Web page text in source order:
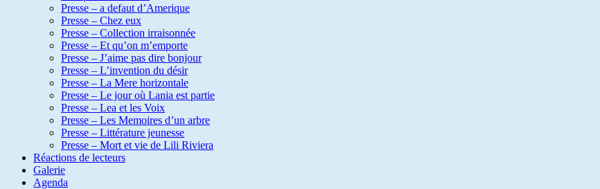
Presse – a defaut d’Amerique
Presse – Chez eux
Presse – Collection irraisonnée
Presse – Et qu’on m’emporte
Presse – J’aime pas dire bonjour
Presse – L’invention du désir
Presse – La Mere horizontale
Presse – Le jour où Lania est partie
Presse – Lea et les Voix
Presse – Les Memoires d’un arbre
Presse – Littérature jeunesse
Presse – Mort et vie de Lili Riviera
Réactions de lecteurs
Galerie
Agenda